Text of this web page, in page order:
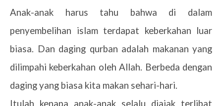
Anak-anak harus tahu bahwa di dalam
penyembelihan islam terdapat keberkahan luar
biasa. Dan daging qurban adalah makanan yang
dilimpahi keberkahan oleh Allah. Berbeda dengan
daging yang biasa kita makan sehari-hari.
Itulah kenapa anak-anak selalu diajak terlibat